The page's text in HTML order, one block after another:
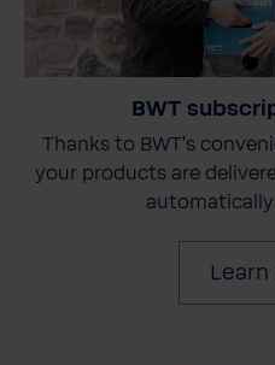
BWT
Thanks to BWT's
your products are